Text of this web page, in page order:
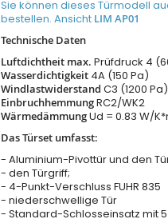
Sie können dieses Türmodell
bestellen. Ansicht LIM AP01
Technische Daten
Luftdichtheit max. Prüfdruck 4
Wasserdichtigkeit 4A (150 Pa)
Windlastwiderstand C3 (1200 Pa)
EinbruchhemmungRC2/WK2
WärmedämmungUd = 0.83 W/
Das Türset umfasst:
- Aluminium-Pivottür und den
- den Türgriff;
- 4-Punkt-Verschluss FUHR 835
- niederschwellige Tür
- Standard-Schlosseinsatz mit 5